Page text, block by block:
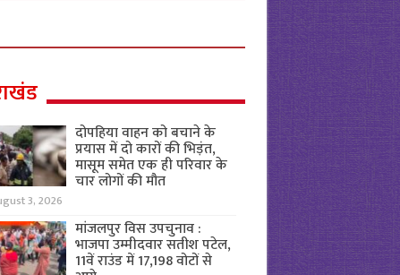
दोपहिया वाहन को बचाने के
प्रयास में दो कारों की भिड़ंत,
मासूम समेत एक ही परिवार के
चार लोगों की मौत
3, 2026
मांजलपुर विस उपचुनाव :
भाजपा उम्मीदवार सतीश पटेल,
11वें राउंड में 17,198 वोटों से